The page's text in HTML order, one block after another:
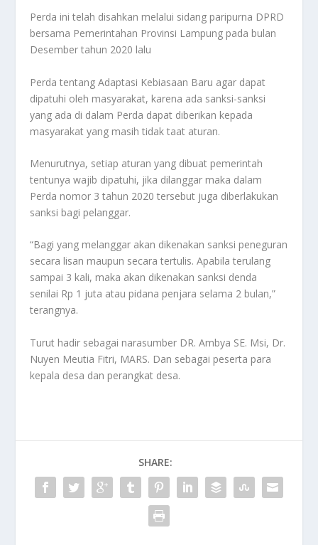
Perda ini telah disahkan melalui sidang paripurna DPRD
bersama Pemerintahan Provinsi Lampung pada bulan
Desember tahun 2020 lalu
Perda tentang Adaptasi Kebiasaan Baru agar dapat
dipatuhi oleh masyarakat, karena ada sanksi-sanksi
yang ada di dalam Perda dapat diberikan kepada
masyarakat yang masih tidak taat aturan.
Menurutnya, setiap aturan yang dibuat pemerintah
tentunya wajib dipatuhi, jika dilanggar maka dalam
Perda nomor 3 tahun 2020 tersebut juga diberlakukan
sanksi bagi pelanggar.
“Bagi yang melanggar akan dikenakan sanksi peneguran
secara lisan maupun secara tertulis. Apabila terulang
sampai 3 kali, maka akan dikenakan sanksi denda
senilai Rp 1 juta atau pidana penjara selama 2 bulan,”
terangnya.
Turut hadir sebagai narasumber DR. Ambya SE. Msi, Dr.
Nuyen Meutia Fitri, MARS. Dan sebagai peserta para
kepala desa dan perangkat desa.
SHARE: